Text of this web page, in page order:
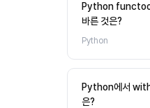
Python
바른 것은?
Python
Python에서
은?